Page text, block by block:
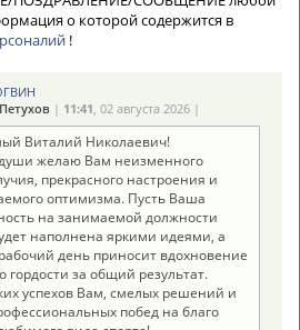
о которой содержится в
!
| 11:41, 02 августа 2026 |
Виталий Николаевич!
желаю Вам неизменного
прекрасного настроения и
оптимизма. Пусть Ваша
на занимаемой должности
наполнена яркими идеями, а
день приносит вдохновение
гордости за общий результат.
успехов Вам, смелых решений и
побед на благо